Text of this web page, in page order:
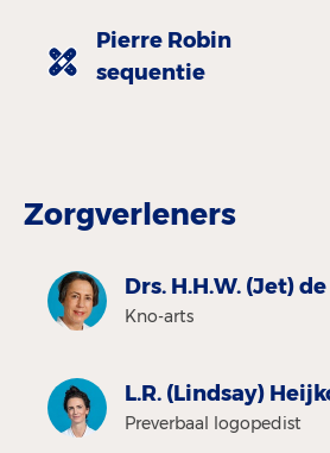
Pierre Robin
sequentie
Zorgverleners
Drs. H.H.W. (Jet)
Kno-arts
L.R. (Lindsay)
Preverbaal logopedist